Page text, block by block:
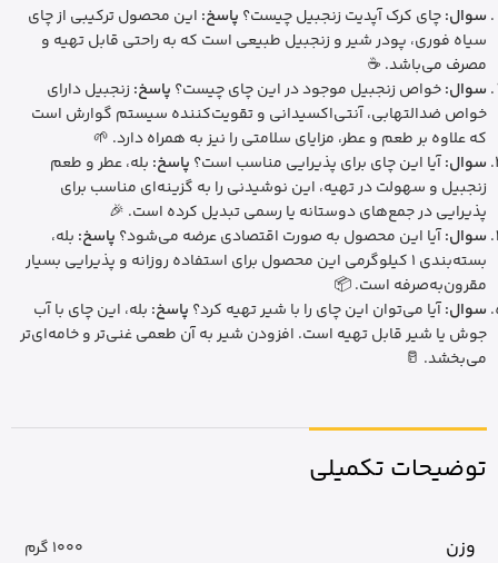
سوال:چای کرک آپدیت زنجبیل چیست؟ پاسخ: این محصول ترکیبی از چای
سیاه فوری، پودر شیر و زنجبیل طبیعی است که به راحتی قابل تهیه و
مصرف می‌باشد. ☕
سوال:خواص زنجبیل موجود در این چای چیست؟ پاسخ: زنجبیل دارای
خواص ضدالتهابی، آنتی‌اکسیدانی و تقویت‌کننده سیستم گوارش است
که علاوه بر طعم و عطر، مزایای سلامتی را نیز به همراه دارد. 🌱
سوال:آیا این چای برای پذیرایی مناسب است؟ پاسخ: بله، عطر و طعم
زنجبیل و سهولت در تهیه، این نوشیدنی را به گزینه‌ای مناسب برای
پذیرایی در جمع‌های دوستانه یا رسمی تبدیل کرده است. 🎉
سوال:آیا این محصول به صورت اقتصادی عرضه می‌شود؟ پاسخ: بله،
بسته‌بندی 1 کیلوگرمی این محصول برای استفاده روزانه و پذیرایی بسیار
مقرون‌به‌صرفه است. 📦
سوال:آیا می‌توان این چای را با شیر تهیه کرد؟ پاسخ: بله، این چای با آب
جوش یا شیر قابل تهیه است. افزودن شیر به آن طعمی غنی‌تر و خامه‌ای‌تر
می‌بخشد. 🥛
توضیحات تکمیلی
وزن 1000 گرم